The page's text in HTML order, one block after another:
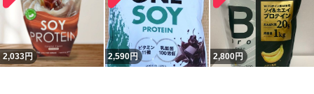
2,033円 2,590円 2,800円